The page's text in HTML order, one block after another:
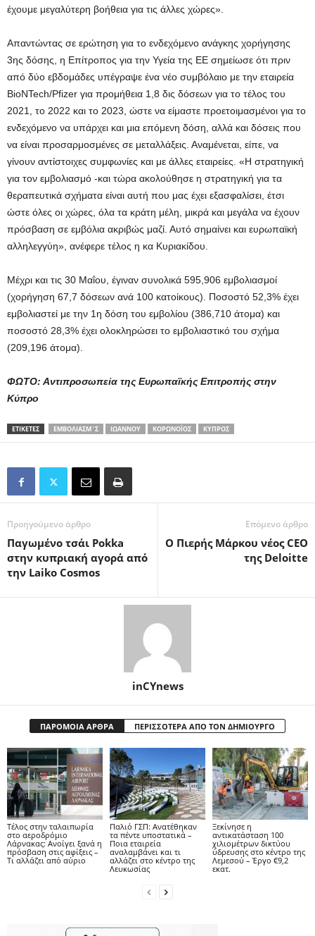
έχουμε μεγαλύτερη βοήθεια για τις άλλες χώρες».
Απαντώντας σε ερώτηση για το ενδεχόμενο ανάγκης χορήγησης
3ης δόσης, η Επίτροπος για την Υγεία της ΕΕ σημείωσε ότι πριν
από δύο εβδομάδες υπέγραψε ένα νέο συμβόλαιο με την εταιρεία
BioNTech/Pfizer για προμήθεια 1,8 δις δόσεων για το τέλος του
2021, το 2022 και το 2023, ώστε να είμαστε προετοιμασμένοι για το
ενδεχόμενο να υπάρχει και μια επόμενη δόση, αλλά και δόσεις που
να είναι προσαρμοσμένες σε μεταλλάξεις. Αναμένεται, είπε, να
γίνουν αντίστοιχες συμφωνίες και με άλλες εταιρείες. «Η στρατηγική
για τον εμβολιασμό -και τώρα ακολούθησε η στρατηγική για τα
θεραπευτικά σχήματα είναι αυτή που μας έχει εξασφαλίσει, έτσι
ώστε όλες οι χώρες, όλα τα κράτη μέλη, μικρά και μεγάλα να έχουν
πρόσβαση σε εμβόλια ακριβώς μαζί. Αυτό σημαίνει και ευρωπαϊκή
αλληλεγγύη», ανέφερε τέλος η κα Κυριακίδου.
Μέχρι και τις 30 Μαΐου, έγιναν συνολικά 595,906 εμβολιασμοί
(χορήγηση 67,7 δόσεων ανά 100 κατοίκους). Ποσοστό 52,3% έχει
εμβολιαστεί με την 1η δόση του εμβολίου (386,710 άτομα) και
ποσοστό 28,3% έχει ολοκληρώσει το εμβολιαστικό του σχήμα
(209,196 άτομα).
ΦΩΤΟ: Αντιπροσωπεία της Ευρωπαϊκής Επιτροπής στην
Κύπρο
ΕΤΙΚΕΤΕΣ ΕΜΒΟΛΙΑΣΜ΄Σ ΙΩΆΝΝΟΥ ΚΟΡΩΝΟΪΌΣ ΚΎΠΡΟΣ
Προηγούμενο άρθρο
Παγωμένο τσάι Pokka
στην κυπριακή αγορά από
την Laiko Cosmos
Επόμενο άρθρο
Ο Πιερής Μάρκου νέος CEO
της Deloitte
inCYnews
ΠΑΡΟΜΟΙΑ ΑΡΘΡΑ ΠΕΡΙΣΣΟΤΕΡΑ ΑΠΟ ΤΟΝ ΔΗΜΙΟΥΡΓΟ
Tέλος στην ταλαιπωρία
στο αεροδρόμιο
Λάρνακας: Ανοίγει ξανά η
πρόσβαση στις αφίξεις –
Τι αλλάζει από αύριο
Παλιό ΓΣΠ: Ανατέθηκαν
τα πέντε υποστατικά –
Ποια εταιρεία
αναλαμβάνει και τι
αλλάζει στο κέντρο της
Λευκωσίας
Ξεκίνησε η
αντικατάσταση 100
χιλιομέτρων δικτύου
ύδρευσης στο κέντρο της
Λεμεσού – Έργο €9,2
εκατ.